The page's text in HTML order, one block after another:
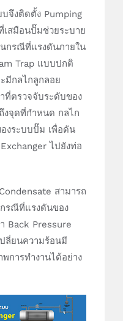
บจึงติดตั้ง Pumping
สมือนปั๊มช่วยระบาย
กรณีที่แรงดันภายใน
Trap แบบปกติ
มีกลไกลูกลอย
ที่ตรวจจับระดับของ
งจุดที่กำหนด กลไก
งระบบปั๊ม เพื่อดัน
ไปยังท่อ
สามารถ
รณีที่แรงดันของ
Back Pressure
ลี่ยนความร้อนมี
การทำงานได้อย่าง